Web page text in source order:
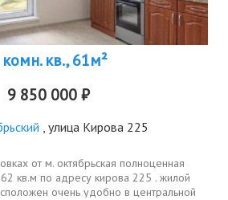
кв., 61м²
9 850 000 ₽
, улица Кирова 225
от м. октябрьская полноценная
кв.м по адресу кирова 225 . жилой
очень удобно в центральной